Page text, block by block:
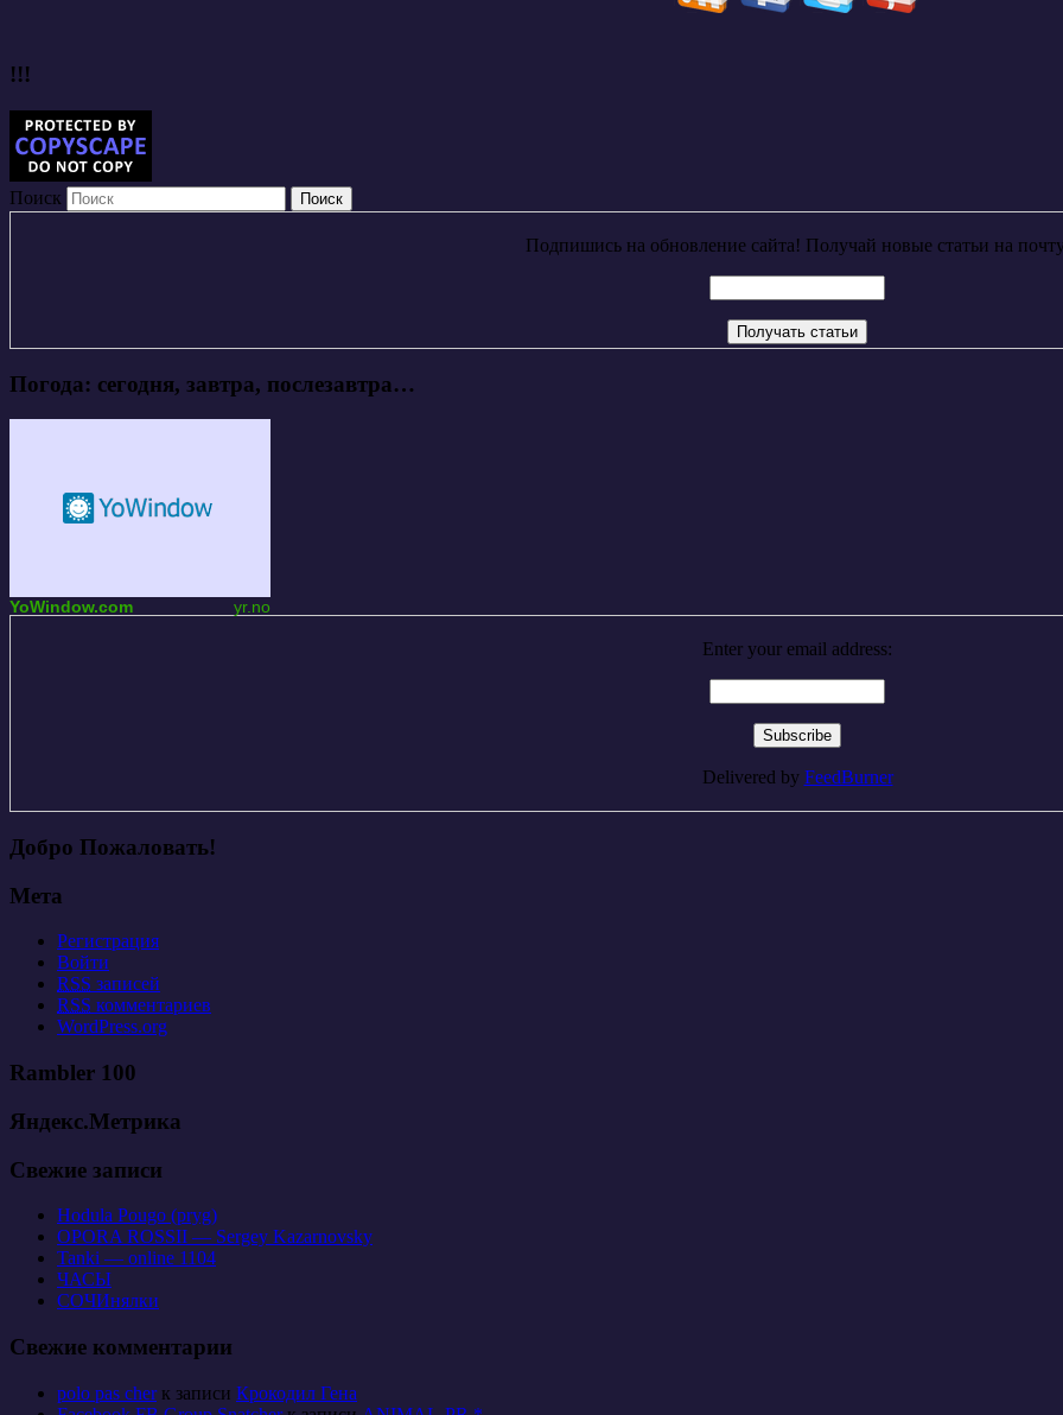
!!!
Поиск
Подпишись на обновление сайта! Получай новые статьи на
Погода: сегодня, завтра, послезавтра…
YoWindow.com yr.no
Enter your email address:
Delivered by FeedBurner
Добро Пожаловать!
Мета
Регистрация
Войти
RSS записей
RSS комментариев
WordPress.org
Rambler 100
Яндекс.Метрика
Свежие записи
Hodula Pougo (pryg)
OPORA ROSSII — Sergey Kazarnovsky
Tanki — online 1104
ЧАСЫ
СОЧИнялки
Свежие комментарии
polo pas cherк записи Крокодил Гена